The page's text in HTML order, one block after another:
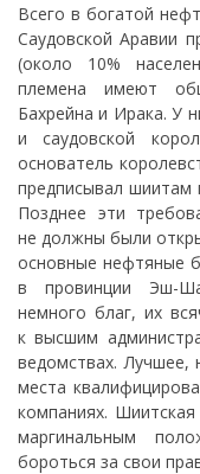
Всего в богатой
Саудовской Аравии
(около 10%
племена имеют
Бахрейна и Ирака. У
и саудовской
основатель
предписывал шиитам
Позднее эти
не должны были
основные нефтяные
в провинции Эш-
немного благ, их
к высшим
ведомствах.
места
компаниях.
маргинальным
бороться за свои